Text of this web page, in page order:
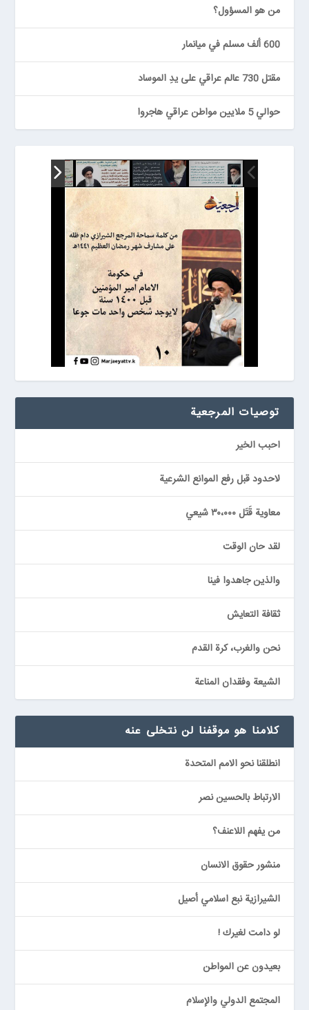
من هو المسؤول؟
600 ألف مسلم في ميانمار
مقتل 730 عالم عراقي على يدِ الموساد
حوالي 5 ملايين مواطن عراقي هاجروا
توصيات المرجعیة
احبب الخير
لاحدود قبل رفع الموانع الشرعية
معاوية قَتَل ٣٠،٠٠٠ شيعي
لقد حان الوقت
والذين جاهدوا فينا
ثقافة التعايش
نحن والغرب، كرة القدم
الشيعة وفقدان المناعة
كلامنا هو موقفنا لن نتخلى عنه
انطلقنا نحو الامم المتحدة
الارتباط بالحسين نصر
من يفهم اللاعنف؟
منشور حقوق الانسان
الشيرازية نبع اسلامي أصيل
لو دامت لغيرك !
بعيدون عن المواطن
المجتمع الدولي والإسلام